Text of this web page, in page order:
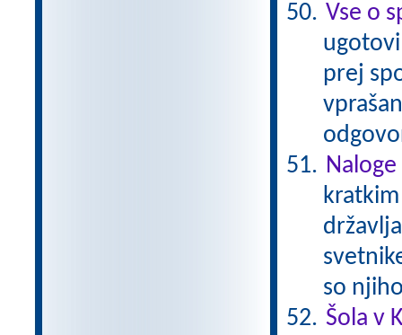
Vse o
prej
so
Šola v